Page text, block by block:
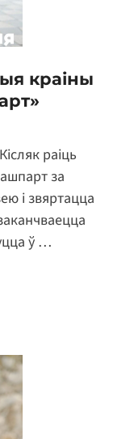
краіны
раіць
за
і звяртацца
ў …